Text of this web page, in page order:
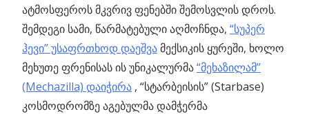
ატმოსფეროს მკვრივ ფენებში შემოსვლის დროს.
შემდეგი სამი, წარმატებული აღმოჩნდა, “სუპერ
ჰევი” უსაფრთხოდ დაეშვამექსიკის ყურეში, ხოლო
მეხუთე ფრენისას ის უნიკალურმა“მეხაზილამ”
(Mechazilla) დაიჭირა , “სტარბეისის” (Starbase)
კოსმოდრომზე აგებულმა დამჭერმა